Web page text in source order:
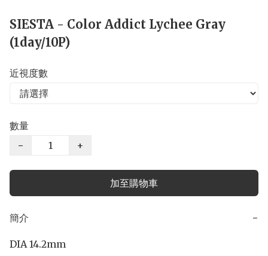
SIESTA - Color Addict Lychee Gray
(1day/10P)
近視度數
數量
−
+
加至購物車
簡介 −
DIA 14.2mm